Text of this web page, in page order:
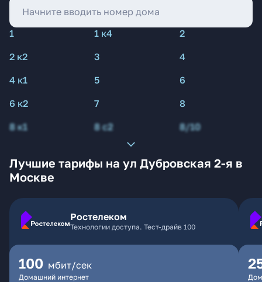
1 1 к4
2
2 к2
3
4
4 к1
5
6
6 к2
7
8
8 к1
8 с2 8/10
Лучшие тарифы на ул Дубровская 2-я в
Москве
Ростелеком
Технологии доступа. Тест-драйв 100
100 мбит/сек
Домашний интернет